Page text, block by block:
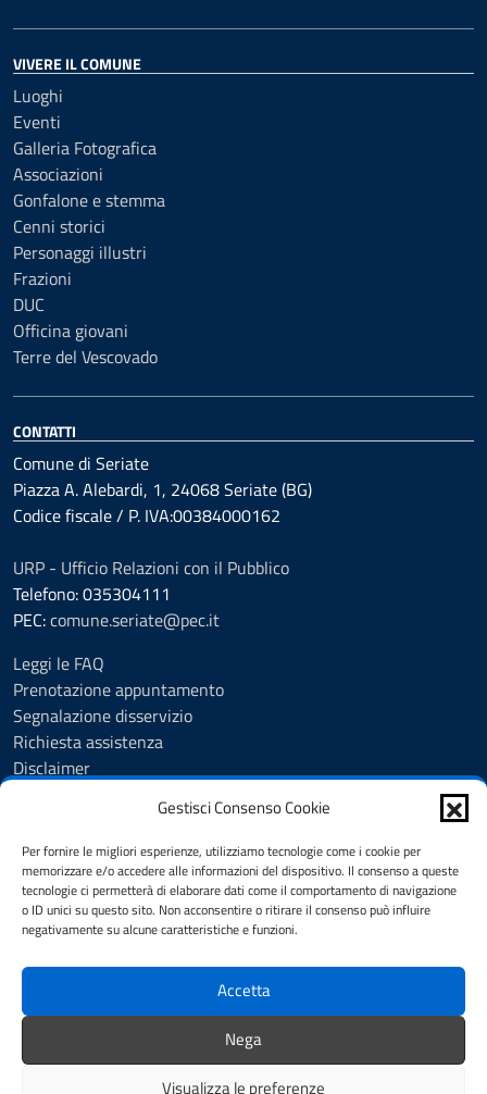
Gestisci Consenso Cookie
Per fornire le migliori esperienze, utilizziamo tecnologie come i cookie per
memorizzare e/o accedere alle informazioni del dispositivo. Il consenso a queste
tecnologie ci permetterà di elaborare dati come il comportamento di navigazione
o ID unici su questo sito. Non acconsentire o ritirare il consenso può influire
negativamente su alcune caratteristiche e funzioni.
Accetta
Nega
Visualizza le preferenze
VIVERE IL COMUNE
Luoghi
Eventi
Galleria Fotografica
Associazioni
Gonfalone e stemma
Cenni storici
Personaggi illustri
Frazioni
DUC
Officina giovani
Terre del Vescovado
CONTATTI
Comune di Seriate
Piazza A. Alebardi, 1, 24068 Seriate (BG)
Codice fiscale / P. IVA:00384000162
URP - Ufficio Relazioni con il Pubblico
Telefono: 035304111
PEC:comune.seriate@pec.it
Leggi le FAQ
Prenotazione appuntamento
Segnalazione disservizio
Richiesta assistenza
Disclaimer
Cookie Policy
Informativa privacy
Dichiarazione di accessibilità
Note legali
SEGUICI SU
YouTube Facebook